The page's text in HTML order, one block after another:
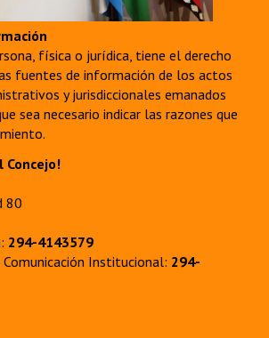
física o jurídica, tiene el derecho
fuentes de información de los actos
y jurisdiccionales emanados
sea necesario indicar las razones que
Concejo!
80
294-4143579
Institucional: 294-